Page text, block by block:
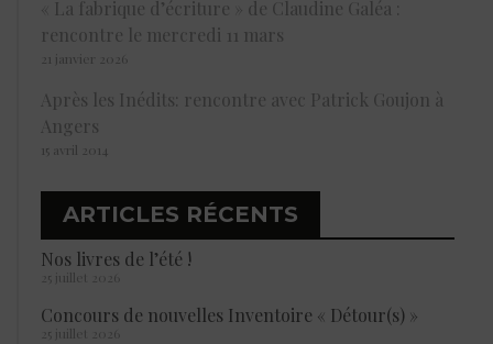
« La fabrique d’écriture » de Claudine Galéa :
rencontre le mercredi 11 mars
21 janvier 2026
Après les Inédits: rencontre avec Patrick Goujon à
Angers
15 avril 2014
ARTICLES RÉCENTS
Nos livres de l’été !
25 juillet 2026
Concours de nouvelles Inventoire « Détour(s) »
25 juillet 2026